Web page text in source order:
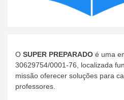
O SUPER PREPARADO é uma
30629754/0001-76, localizada
missão oferecer soluções para
professores.